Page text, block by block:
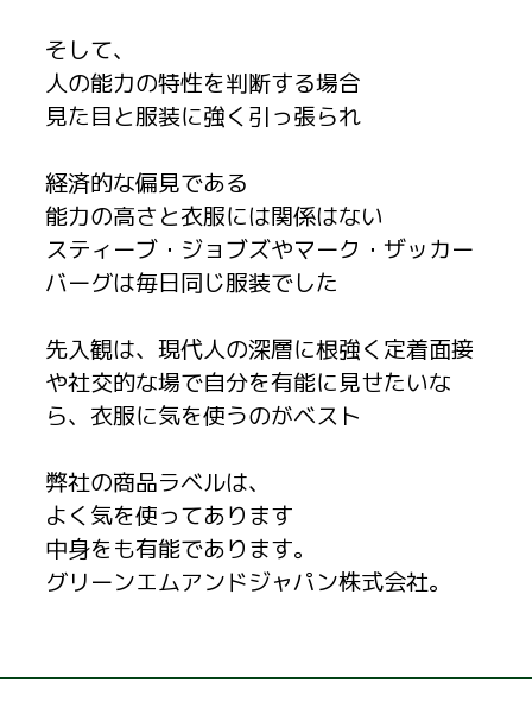
そして、
人の能力の特性を判断する場合
見た目と服装に強く引っ張られ
経済的な偏見である
能力の高さと衣服には関係はない
スティーブ・ジョブズやマーク・ザッカー
バーグは毎日同じ服装でした
先入観は、現代人の深層に根強く定着面接
や社交的な場で自分を有能に見せたいな
ら、衣服に気を使うのがベスト
弊社の商品ラベルは、
よく気を使ってあります
中身をも有能であります。
グリーンエムアンドジャパン株式会社。